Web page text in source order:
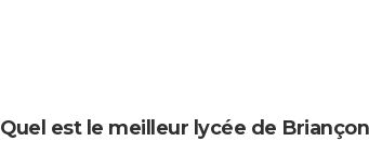
Quel est le meilleur lycée de